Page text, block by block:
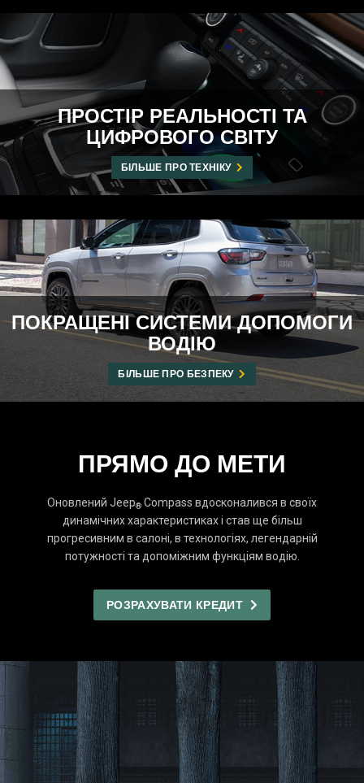
ПРОСТІР РЕАЛЬНОСТІ ТА
ЦИФРОВОГО СВІТУ
БІЛЬШЕ ПРО ТЕХНІКУ
ПОКРАЩЕНІ СИСТЕМИ ДОПОМОГИ
ВОДІЮ
БІЛЬШЕ ПРО БЕЗПЕКУ
ПРЯМО ДО МЕТИ
Оновлений Jeep® Compass вдосконалився в своїх
динамічних характеристиках і став ще більш
прогресивним в салоні, в технологіях, легендарній
потужності та допоміжним функціям водію.
РОЗРАХУВАТИ КРЕДИТ